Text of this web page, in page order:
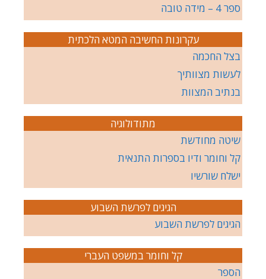
ספר 4 – מידה טובה
עקרונות החשיבה המטא הלכתית
בצל החכמה
לעשות מצוותיך
בנתיב המצוות
מתודולוגיה
שיטה מחודשת
קל וחומר ודיו בספרות התנאית
ישלח שורשיו
הגיגים לפרשת השבוע
הגיגים לפרשת השבוע
קל וחומר במשפט העברי
הספר